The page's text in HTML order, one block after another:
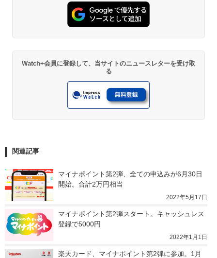
Watch+会員に登録して、当サイトのニュースレターを受け取
る
関連記事
マイナポイント第2弾、全ての申込みが6月30日
開始。合計2万円相当
2022年5月17日
マイナポイント第2弾スタート。キャッシュレス
登録で5000円
2022年1月1日
楽天カード、マイナポイント第2弾に参加。1月